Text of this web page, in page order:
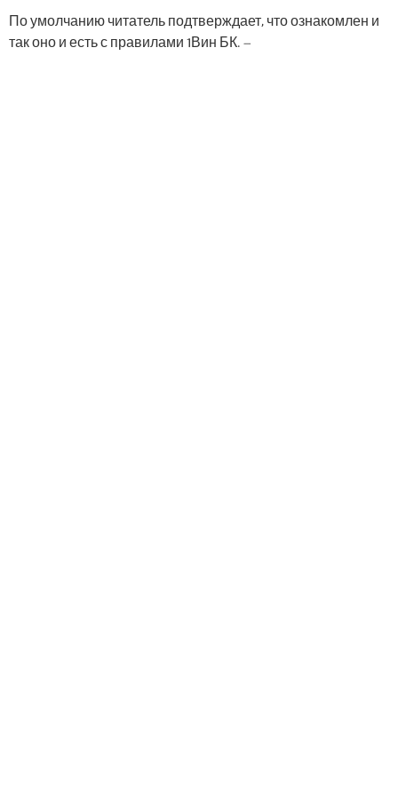
По умолчанию читатель подтверждает, что ознакомлен и
так оно и есть с правилами 1Вин БК. –